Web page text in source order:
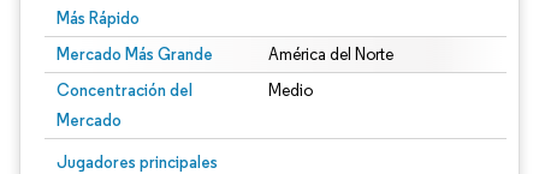
Más Rápido
Mercado Más Grande América del Norte
Concentración del
Mercado
Medio
Jugadores principales
Imagen © Mordor Intelligence. El uso requiere atribución según CC BY 4.0.